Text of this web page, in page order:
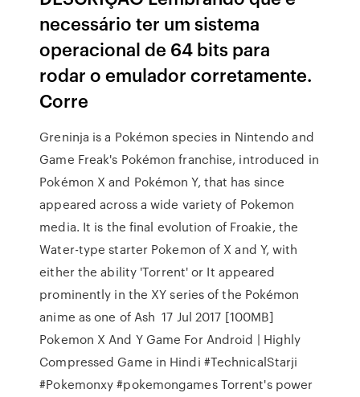
necessário ter um sistema
operacional de 64 bits para
rodar o emulador corretamente.
Corre
Greninja is a Pokémon species in Nintendo and
Game Freak's Pokémon franchise, introduced in
Pokémon X and Pokémon Y, that has since
appeared across a wide variety of Pokemon
media. It is the final evolution of Froakie, the
Water-type starter Pokemon of X and Y, with
either the ability 'Torrent' or It appeared
prominently in the XY series of the Pokémon
anime as one of Ash 17 Jul 2017 [100MB]
Pokemon X And Y Game For Android | Highly
Compressed Game in Hindi #TechnicalStarji
#Pokemonxy #pokemongames Torrent's power